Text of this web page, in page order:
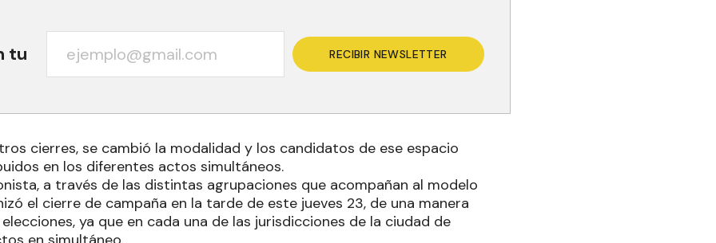
tu RECIBIR NEWSLETTER
cierres, se cambió la modalidad y los candidatos de ese espacio
en los diferentes actos simultáneos.
a través de las distintas agrupaciones que acompañan al modelo
el cierre de campaña en la tarde de este jueves 23, de una manera
ya que en cada una de las jurisdicciones de la ciudad de